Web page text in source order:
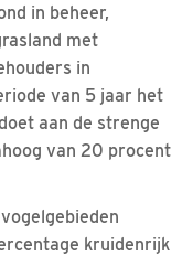
in beheer,
met
in
van 5 jaar het
aan de strenge
van 20 procent
kruidenrijk